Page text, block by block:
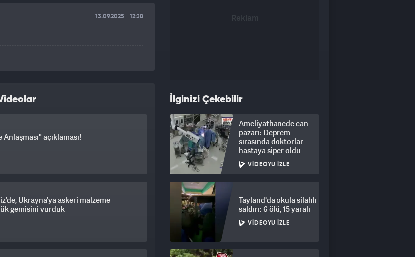
13.09.2025 12:38
açıklaması!
Ukrayna’ya askeri malzeme
gemisini vurduk
İlginizi Çekebilir
Ameliyathanede can
pazarı: Deprem
sırasında doktorlar
hastaya siper oldu
VIDEOYU İZLE
Tayland'da okula silahlı
saldırı: 6 ölü, 15 yaralı
VIDEOYU İZLE